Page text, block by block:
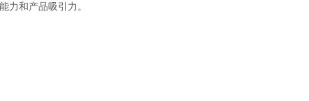
力和产品吸引力。